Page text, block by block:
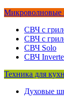
Микроволновые
СВЧ с
СВЧ с
СВЧ Solo
СВЧ
Техника для
Духовые